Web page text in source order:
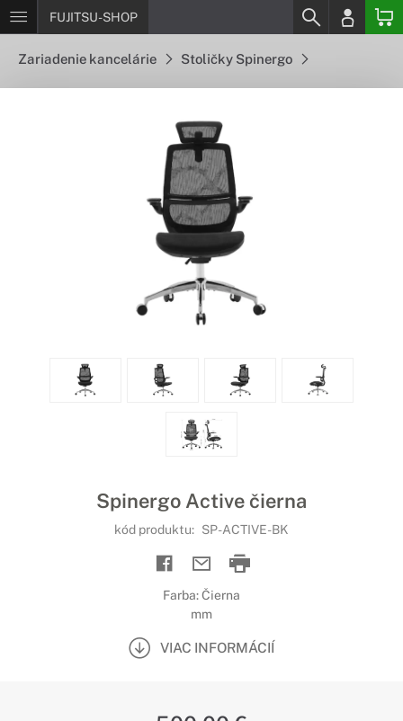
FUJITSU-SHOP
Zariadenie kancelárie Stoličky Spinergo
Spinergo Active čierna
kód produktu: SP-ACTIVE-BK
Farba: Čierna
mm
VIAC INFORMÁCIÍ